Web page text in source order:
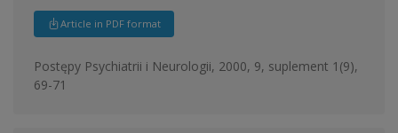
Article in PDF format
Postępy Psychiatrii i Neurologii, 2000, 9, suplement 1(9),
69-71